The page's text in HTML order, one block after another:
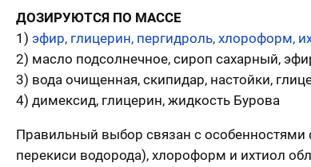
ДОЗИРУЮТСЯ ПО МАССЕ
1) эфир, глицерин, пергидроль, хлороформ,
2) масло подсолнечное, сироп сахарный,
3) вода очищенная, скипидар, настойки,
4) димексид, глицерин, жидкость Бурова
Правильный выбор связан с особенностями
перекиси водорода), хлороформ и ихтиол